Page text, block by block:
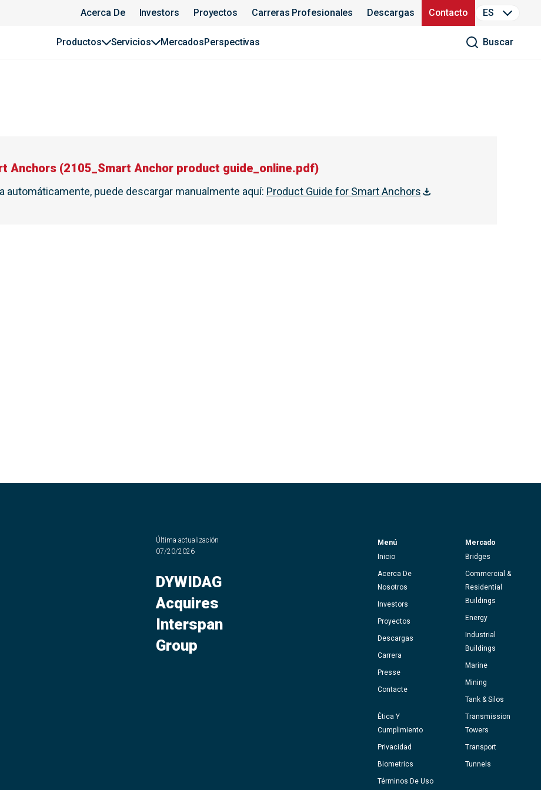
Acerca De Investors Proyectos Carreras Profesionales Descargas Contacto ES
Productos Servicios MercadosPerspectivas Buscar
Anchors (2105_Smart Anchor product guide_online.pdf)
automáticamente, puede descargar manualmente aquí: Product Guide for Smart Anchors
Última actualización
07/20/2026
DYWIDAG
Acquires
Interspan
Group
Menú
Inicio
Acerca De
Nosotros
Investors
Proyectos
Descargas
Carrera
Presse
Contacte
Ética Y
Cumplimiento
Privacidad
Biometrics
Términos De Uso
Mercado
Bridges
Commercial &
Residential
Buildings
Energy
Industrial
Buildings
Marine
Mining
Tank & Silos
Transmission
Towers
Transport
Tunnels